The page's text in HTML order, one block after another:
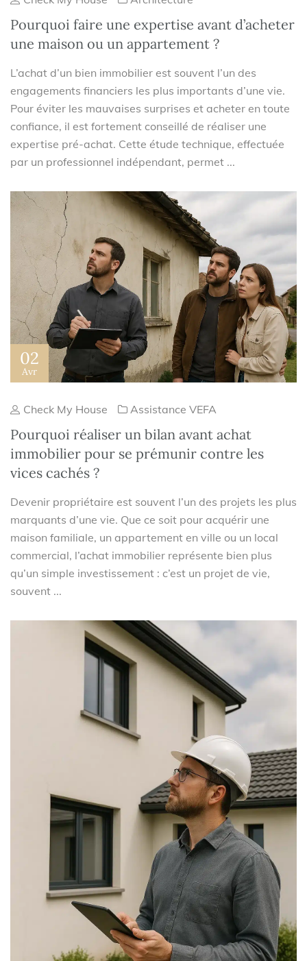
Pourquoi faire une expertise avant d’acheter
une maison ou un appartement ?
L’achat d’un bien immobilier est souvent l’un des
engagements financiers les plus importants d’une vie.
Pour éviter les mauvaises surprises et acheter en toute
confiance, il est fortement conseillé de réaliser une
expertise pré-achat. Cette étude technique, effectuée
par un professionnel indépendant, permet ...
02
Avr
Check My House Assistance VEFA
Pourquoi réaliser un bilan avant achat
immobilier pour se prémunir contre les
vices cachés ?
Devenir propriétaire est souvent l’un des projets les plus
marquants d’une vie. Que ce soit pour acquérir une
maison familiale, un appartement en ville ou un local
commercial, l’achat immobilier représente bien plus
qu’un simple investissement : c’est un projet de vie,
souvent ...